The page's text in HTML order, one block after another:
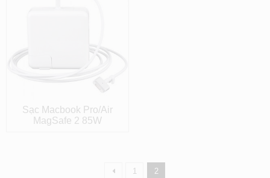
Sạc Macbook Pro/Air
MagSafe 2 85W
1 2